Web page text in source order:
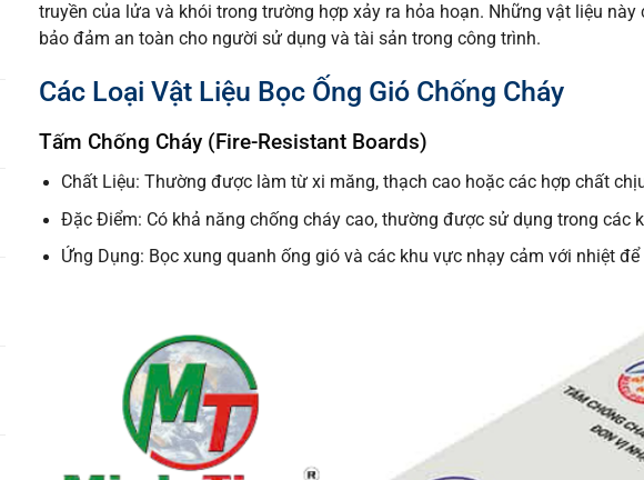
truyền của lửa và khói trong trường hợp xảy ra hỏa hoạn. Những vật liệu này
bảo đảm an toàn cho người sử dụng và tài sản trong công trình.
Các Loại Vật Liệu Bọc Ống Gió Chống Cháy
Tấm Chống Cháy (Fire-Resistant Boards)
Chất Liệu: Thường được làm từ xi măng, thạch cao hoặc các hợp chất
Đặc Điểm: Có khả năng chống cháy cao, thường được sử dụng trong các
Ứng Dụng: Bọc xung quanh ống gió và các khu vực nhạy cảm với nhiệt